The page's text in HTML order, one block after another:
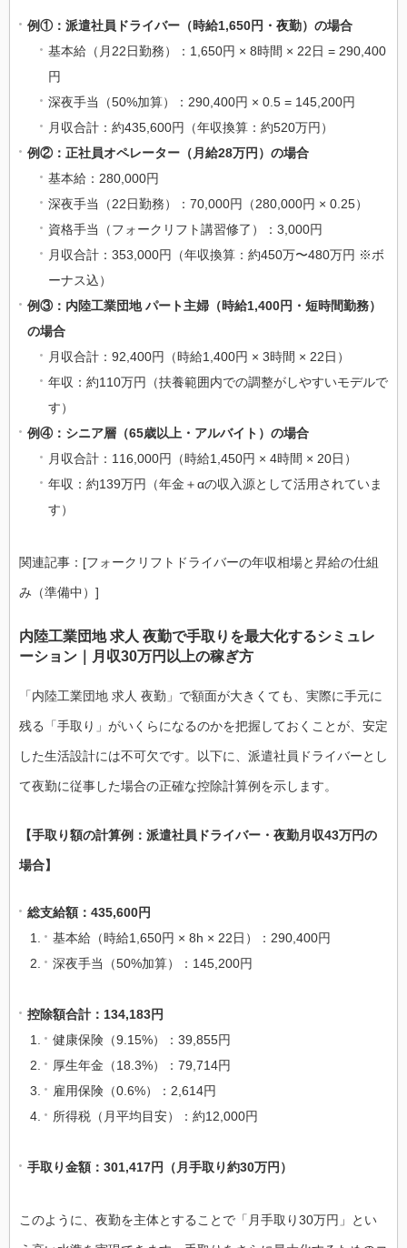
例①：派遣社員ドライバー（時給1,650円・夜勤）の場合
基本給（月22日勤務）：1,650円 × 8時間 × 22日 = 290,400
円
深夜手当（50%加算）：290,400円 × 0.5 = 145,200円
月収合計：約435,600円（年収換算：約520万円）
例②：正社員オペレーター（月給28万円）の場合
基本給：280,000円
深夜手当（22日勤務）：70,000円（280,000円 × 0.25）
資格手当（フォークリフト講習修了）：3,000円
月収合計：353,000円（年収換算：約450万〜480万円 ※ボ
ーナス込）
例③：内陸工業団地 パート主婦（時給1,400円・短時間勤務）
の場合
月収合計：92,400円（時給1,400円 × 3時間 × 22日）
年収：約110万円（扶養範囲内での調整がしやすいモデルで
す）
例④：シニア層（65歳以上・アルバイト）の場合
月収合計：116,000円（時給1,450円 × 4時間 × 20日）
年収：約139万円（年金＋αの収入源として活用されていま
す）
関連記事：[フォークリフトドライバーの年収相場と昇給の仕組
み（準備中）]
内陸工業団地 求人 夜勤で手取りを最大化するシミュレ
ーション｜月収30万円以上の稼ぎ方
「内陸工業団地 求人 夜勤」で額面が大きくても、実際に手元に
残る「手取り」がいくらになるのかを把握しておくことが、安定
した生活設計には不可欠です。以下に、派遣社員ドライバーとし
て夜勤に従事した場合の正確な控除計算例を示します。
【手取り額の計算例：派遣社員ドライバー・夜勤月収43万円の
場合】
総支給額：435,600円
基本給（時給1,650円 × 8h × 22日）：290,400円
深夜手当（50%加算）：145,200円
控除額合計：134,183円
健康保険（9.15%）：39,855円
厚生年金（18.3%）：79,714円
雇用保険（0.6%）：2,614円
所得税（月平均目安）：約12,000円
手取り金額：301,417円（月手取り約30万円）
このように、夜勤を主体とすることで「月手取り30万円」とい